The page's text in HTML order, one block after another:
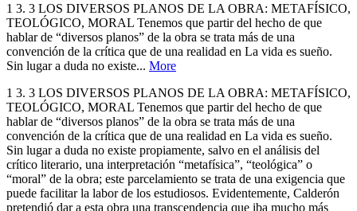
1 3. 3 LOS DIVERSOS PLANOS DE LA OBRA: METAFÍSICO,
TEOLÓGICO, MORAL Tenemos que partir del hecho de que
hablar de “diversos planos” de la obra se trata más de una
convención de la crítica que de una realidad en La vida es sueño.
Sin lugar a duda no existe... More
1 3. 3 LOS DIVERSOS PLANOS DE LA OBRA: METAFÍSICO,
TEOLÓGICO, MORAL Tenemos que partir del hecho de que
hablar de “diversos planos” de la obra se trata más de una
convención de la crítica que de una realidad en La vida es sueño.
Sin lugar a duda no existe propiamente, salvo en el análisis del
crítico literario, una interpretación “metafísica”, “teológica” o
“moral” de la obra; este parcelamiento se trata de una exigencia que
puede facilitar la labor de los estudiosos. Evidentemente, Calderón
pretendió dar a esta obra una transcendencia que iba mucho más